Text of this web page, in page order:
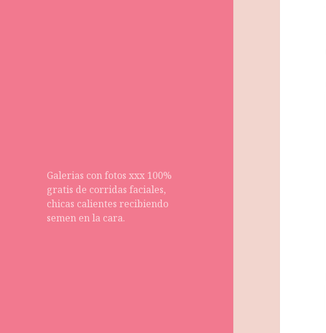
Galerias con fotos xxx 100%
gratis de corridas faciales,
chicas calientes recibiendo
semen en la cara.